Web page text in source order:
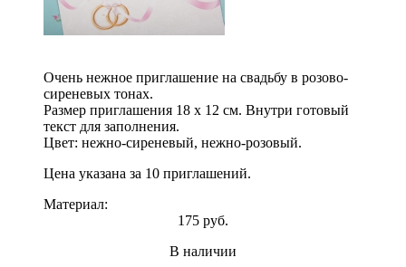
Очень нежное приглашение на свадьбу в розово-
сиреневых тонах.
Размер приглашения 18 х 12 см. Внутри готовый
текст для заполнения.
Цвет: нежно-сиреневый, нежно-розовый.
Цена указана за 10 приглашений.
Материал:
175 руб.
В наличии